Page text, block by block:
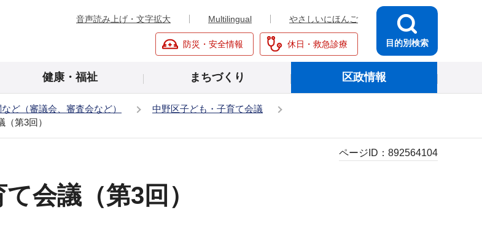
音声読み上げ・文字拡大 Multilingual やさしいにほんご
防災・安全情報 休日・救急診療 目的別検索
健康・福祉 まちづくり 区政情報
ど（審議会、審査会など）
中野区子ども・子育て会議
第3回）
会議（第3回）
ページID： 892564104